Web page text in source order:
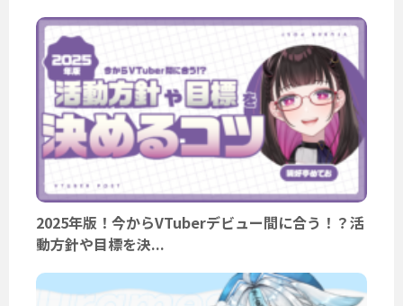
2025年版！今からVTuberデビュー間に合う！？活
動方針や目標を決...